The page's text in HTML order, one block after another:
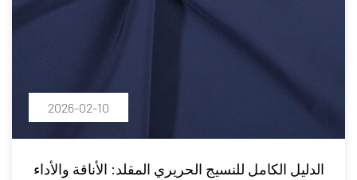
2026-02-10
الدليل الكامل للنسيج الحريري المقلد: الأناقة والأداء